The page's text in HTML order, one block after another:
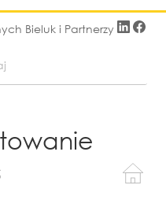
Bieluk i Partnerzy